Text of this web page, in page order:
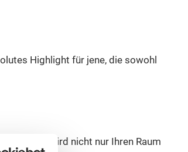
Highlight für jene, die sowohl
Leiter wird nicht nur Ihren Raum